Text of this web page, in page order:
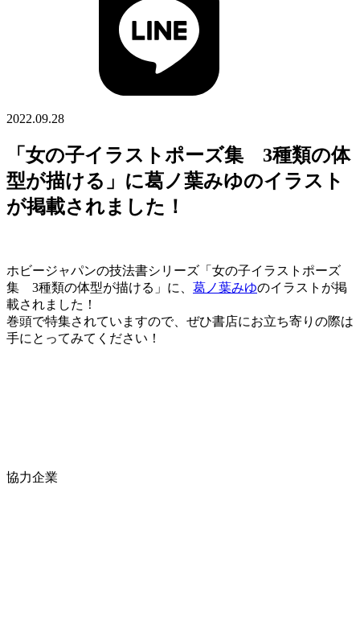
2022.09.28
「女の子イラストポーズ集 3種類の体
型が描ける」に葛ノ葉みゆのイラスト
が掲載されました！
ホビージャパンの技法書シリーズ「女の子イラストポーズ
集 3種類の体型が描ける」に、 葛ノ葉みゆのイラストが掲
載されました！
巻頭で特集されていますので、ぜひ書店にお立ち寄りの際は
手にとってみてください！
協力企業